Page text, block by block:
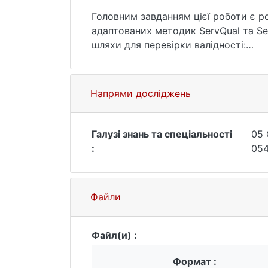
Головним завданням цієї роботи є
адаптованих методик ServQual та
шляхи для перевірки валідності:
опитування;
2) критеріальна – опитування
3) конструктивна – порівняння
освітніми послугами;
4) надійність – оцінка внутрішньої
Задля здійснення оцінки
За результатами цього
медіанами модифікованого ServPerf
нормалізованого ServQual. Модель
Напрями досліджень
Галузі знань та спеціальності
:
05
Файли
Файл(и) :
Формат :